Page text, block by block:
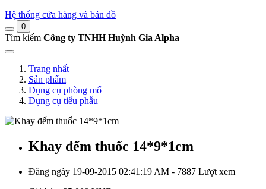
Hệ thống cửa hàng và bản đồ
0
Tìm kiếm Công ty TNHH Huỳnh Gia Alpha
Trang nhất
Sản phẩm
Dụng cụ phòng mổ
Dụng cụ tiểu phẫu
Khay đếm thuốc 14*9*1cm
Đăng ngày 19-09-2015 02:41:19 AM - 7887 Lượt xem